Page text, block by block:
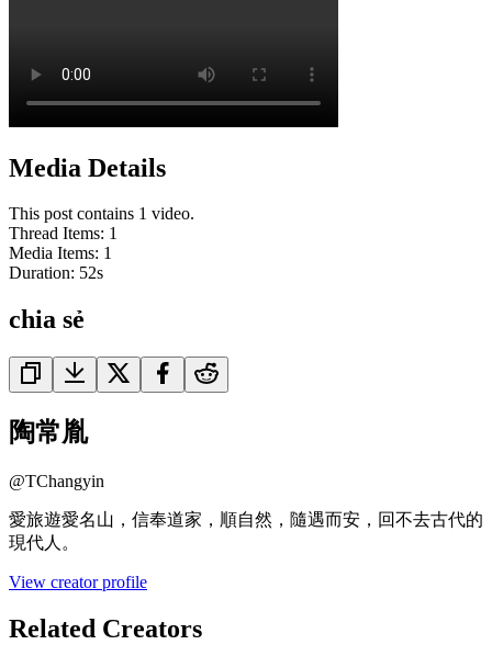
Media Details
This post contains 1 video.
Thread Items: 1
Media Items: 1
Duration: 52s
chia sẻ
陶常胤
@TChangyin
愛旅遊愛名山，信奉道家，順自然，隨遇而安，回不去古代的
現代人。
View creator profile
Related Creators